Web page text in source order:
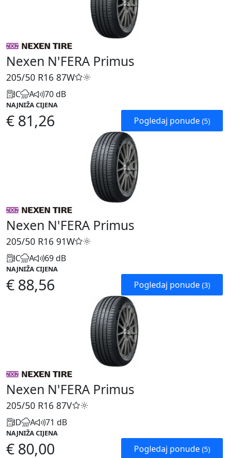
Nexen N'FERA Primus
205/50 R16 87W
C A 70 dB
NAJNIŽA CIJENA
€ 81,26 Pogledaj ponude (5)
Nexen N'FERA Primus
205/50 R16 91W
C A 69 dB
NAJNIŽA CIJENA
€ 88,56 Pogledaj ponude (3)
Nexen N'FERA Primus
205/50 R16 87V
D A 71 dB
NAJNIŽA CIJENA
€ 80,00 Pogledaj ponude (5)